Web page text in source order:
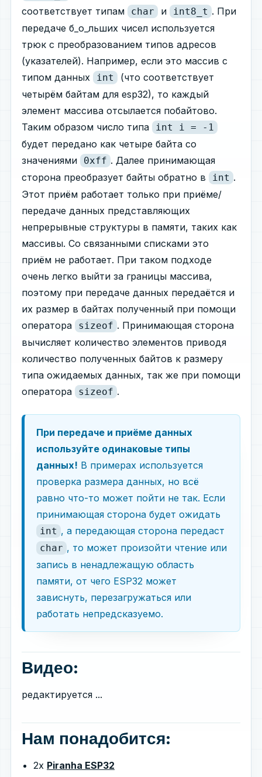
соответствует типам
char и int8_t . При
передаче б_о_льших чисел используется
трюк с преобразованием типов адресов
(указателей). Например, если это массив с
типом данных
int
(что соответствует
четырём байтам для esp32), то каждый
элемент массива отсылается побайтово.
Таким образом число типа
int i = -1
будет передано как четыре байта со
значениями
0xff . Далее принимающая
сторона преобразует байты обратно в
int .
Этот приём работает только при приёме/
передаче данных представляющих
непрерывные структуры в памяти, таких как
массивы. Со связанными списками это
приём не работает. При таком подходе
очень легко выйти за границы массива,
поэтому при передаче данных передаётся и
их размер в байтах полученный при помощи
оператора
sizeof . Принимающая сторона
вычисляет количество элементов приводя
количество полученных байтов к размеру
типа ожидаемых данных, так же при помощи
оператора
sizeof .
При передаче и приёме данных
используйте одинаковые типы
данных! В примерах используется
проверка размера данных, но всё
равно что-то может пойти не так. Если
принимающая сторона будет ожидать
int , а передающая сторона передаст
char , то может произойти чтение или
запись в ненадлежащую область
памяти, от чего ESP32 может
зависнуть, перезагружаться или
работать непредсказуемо.
Видео:
редактируется ...
Нам понадобится:
2x Piranha ESP32